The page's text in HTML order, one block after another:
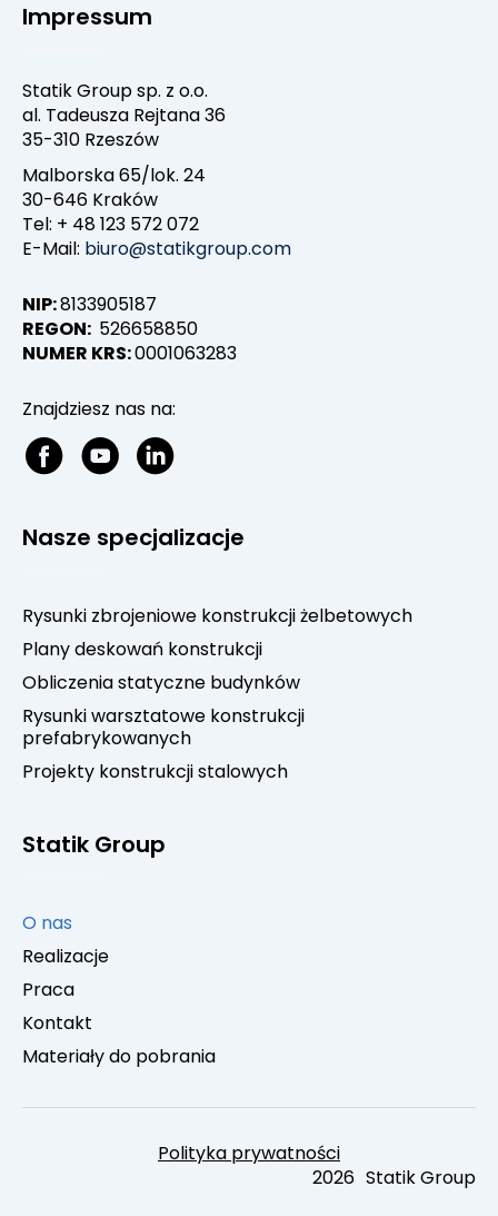
Impressum
Statik Group sp. z o.o.
al. Tadeusza Rejtana 36
35-310 Rzeszów
Malborska 65/lok. 24
30-646 Kraków
Tel: + 48 123 572 072
E-Mail: biuro@statikgroup.com
NIP:8133905187
REGON: 526658850
NUMER KRS:0001063283
Znajdziesz nas na:
Nasze specjalizacje
Rysunki zbrojeniowe konstrukcji żelbetowych
Plany deskowań konstrukcji
Obliczenia statyczne budynków
Rysunki warsztatowe konstrukcji
prefabrykowanych
Projekty konstrukcji stalowych
Statik Group
O nas
Realizacje
Praca
Kontakt
Materiały do pobrania
Polityka prywatności
2026 Statik Group